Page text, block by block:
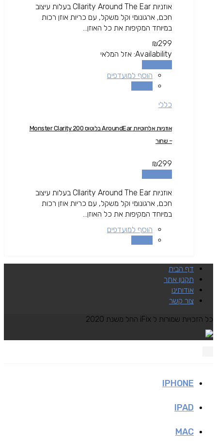
אוזניות Cllarity Around The Ear בעלות עיצוב
חכם, ארגונומי וקל משקל, עם כריות אוזן רכות
במיוחד המקיפות את כל האוזן...
₪299
Availability: אזל המלאי
הוסף למועדפים
כללי
אוזניות אלחוטיות AroundEar בלוטוס Monster Clarity 200
– שחור
₪299
אוזניות Cllarity Around The Ear בעלות עיצוב
חכם, ארגונומי וקל משקל, עם כריות אוזן רכות
במיוחד המקיפות את כל האוזן...
הוסף למועדפים
דף הבית
תקנון אתר
אודותינו
צור קשר
כל הזכויות שמורות ל iFix החל משנת 2020
IPHONE
IPAD
MAC